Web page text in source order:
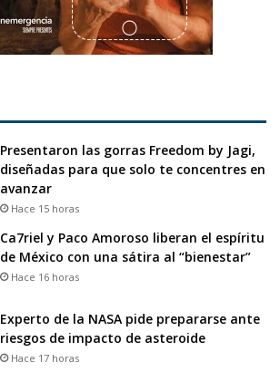
Presentaron las gorras Freedom by Jagi,
diseñadas para que solo te concentres en
avanzar
Hace 15 horas
Ca7riel y Paco Amoroso liberan el espíritu
de México con una sátira al “bienestar”
Hace 16 horas
Experto de la NASA pide prepararse ante
riesgos de impacto de asteroide
Hace 17 horas